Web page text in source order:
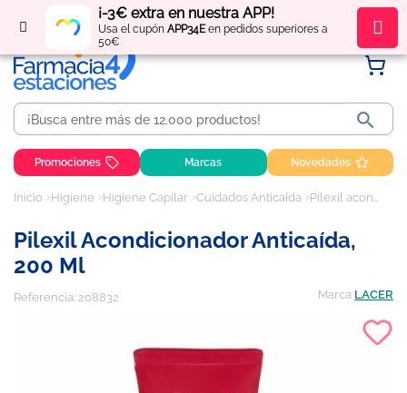
¡-3€ extra en nuestra APP!
Usa el cupón APP34Een pedidos superiores a
50€
Regístratey obténpuntos por tus compras

Promociones Marcas Novedades
Inicio Higiene Higiene Capilar Cuidados Anticaída Pilexil acondicionador anticaída, 200 ml
Pilexil Acondicionador Anticaída,
200 Ml
Referencia: 208832 Marca LACER